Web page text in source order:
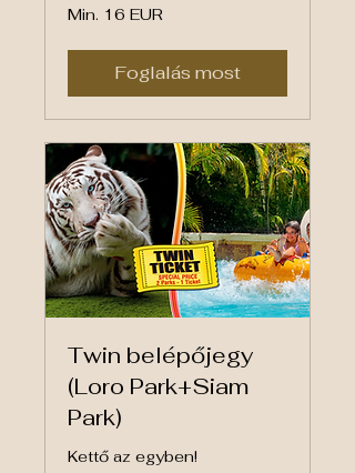
Min.
16
Min. 16 EUR
Foglalás most
Twin belépőjegy
(Loro Park+Siam
Park)
Kettő az egyben!